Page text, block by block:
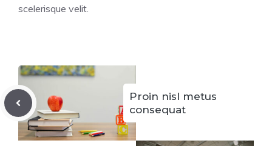
scelerisque velit.
Proin nisl metus
consequat